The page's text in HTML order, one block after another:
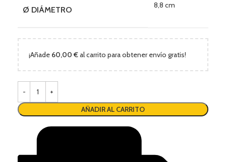
Ø DIÁMETRO 8,8 cm
¡Añade 60,00 €al carrito para obtener envío gratis!
AÑADIR AL CARRITO